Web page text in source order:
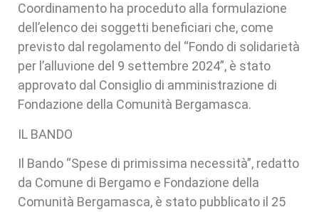
Coordinamento ha proceduto alla formulazione
dell’elenco dei soggetti beneficiari che, come
previsto dal regolamento del “Fondo di solidarietà
per l’alluvione del 9 settembre 2024”, è stato
approvato dal Consiglio di amministrazione di
Fondazione della Comunità Bergamasca.
IL BANDO
Il Bando “Spese di primissima necessità”, redatto
da Comune di Bergamo e Fondazione della
Comunità Bergamasca, è stato pubblicato il 25